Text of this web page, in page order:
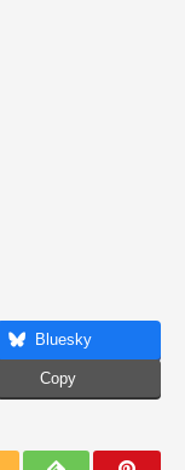
Bluesky
Copy